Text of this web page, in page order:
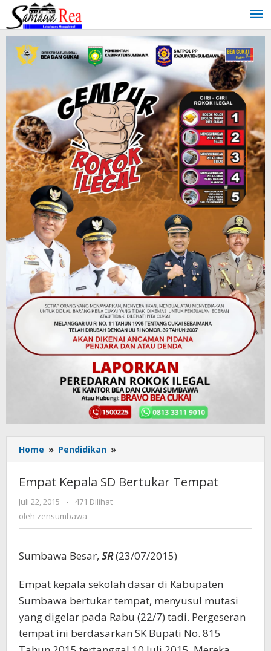
Lewati
konten
Home » Pendidikan »
Kepala
Bertukar
Empat Kepala SD Bertukar Tempat
Juli 22, 2015
oleh
zensumbawa
-
471 Dilihat
oleh zensumbawa
Sumbawa Besar, SR(23/07/2015)
Empat kepala sekolah dasar di Kabupaten
Sumbawa bertukar tempat, menyusul mutasi
yang digelar pada Rabu (22/7) tadi. Pergeseran
tempat ini berdasarkan SK Bupati No. 815